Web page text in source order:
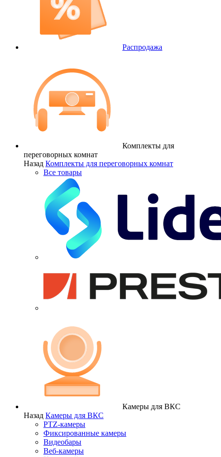
Распродажа
Комплекты для
переговорных комнат
Назад Комплекты для переговорных комнат
Все товары
Камеры для ВКС
Назад Камеры для ВКС
PTZ-камеры
Фиксированные камеры
Видеобары
Веб-камеры